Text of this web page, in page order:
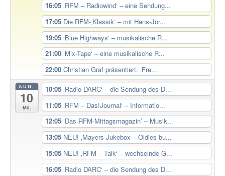
16:05 ‚RFM – Radiowind‘ – eine Sendung...
17:05 Die RFM-‚Klassik‘ – mit Hans-Jör...
19:05 ‚Blue Highways‘ – musikalische R...
21:00 ‚Mix-Tape‘ – eine musikalische R...
22:00 Christian Graf präsentiert: ‚Fre...
AUG.
10
Mo.
10:05 ‚Radio DARC‘ – die Sendung des D...
11:05 ‚RFM – Das!Journal‘ – Informatio...
12:05 ‘Das RFM-Mittagsmagazin’ – Musik...
13:05 NEU! ‚Mayers Jukebox – Oldies bu...
15:05 NEU! ‚RFM – Talk‘ – wechselnde G...
16:05 ‚Radio DARC‘ – die Sendung des D...